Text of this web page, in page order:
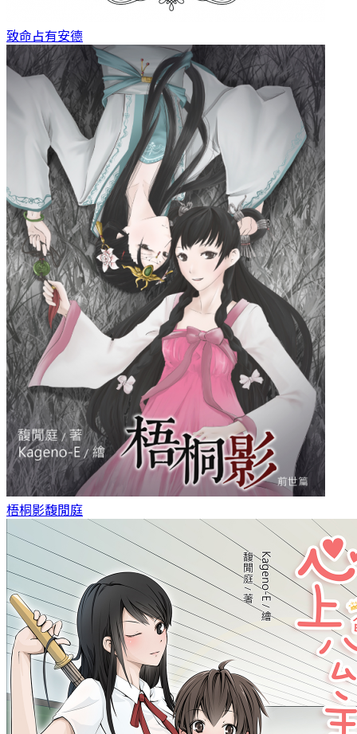
致命占有安德
梧桐影馥閒庭